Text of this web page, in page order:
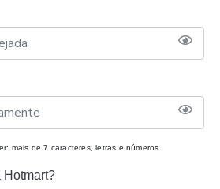
mais de 7 caracteres, letras e números
Hotmart?